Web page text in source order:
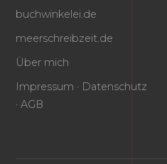
buchwinkelei.de
meerschreibzeit.de
Über mich
Impressum · Datenschutz
· AGB